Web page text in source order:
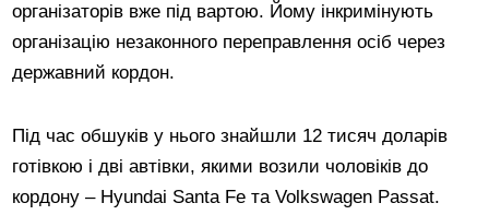
організаторів вже під вартою. Йому інкримінують
організацію незаконного переправлення осіб через
державний кордон.
Під час обшуків у нього знайшли 12 тисяч доларів
готівкою і дві автівки, якими возили чоловіків до
кордону – Hyundai Santa Fe та Volkswagen Passat.